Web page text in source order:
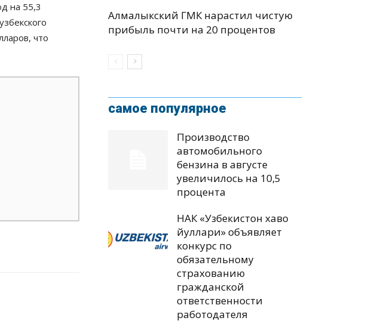
на 55,3
что
Алмалыкский ГМК нарастил чистую
прибыль почти на 20 процентов
самое популярное
Производство
автомобильного
бензина в августе
увеличилось на 10,5
процента
НАК «Узбекистон хаво
йуллари» объявляет
конкурс по
обязательному
страхованию
гражданской
ответственности
работодателя